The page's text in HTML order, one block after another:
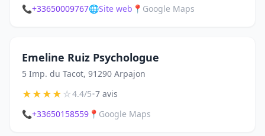
📞+33650009767🌐Site web 📍 Google Maps
Emeline Ruiz Psychologue
5 Imp. du Tacot, 91290 Arpajon
★★★★☆4.4/5•7 avis
📞+33650158559 📍 Google Maps